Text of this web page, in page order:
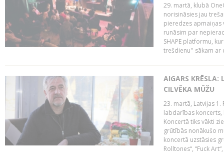
29. martā, klubā
norisināsies jau
pieredzes apmaiņas
runāsim par
SHAPE platformu,
trešdienu'' sākam ar
AIGARS KRĒSLA:
CILVĒKA MŪŽU
23. martā, Latvijas 1.
labdarības koncerts,
Koncertā tiks vākti
grūtībās nonākušo
koncertā uzstāsies
Rolltones“, “Fuck